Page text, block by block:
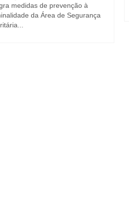
medidas de prevenção à
da Área de Segurança